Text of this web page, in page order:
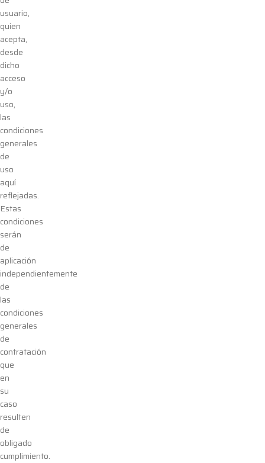
usuario,
quien
acepta,
desde
dicho
acceso
y/o
uso,
las
condiciones
generales
de
uso
aquí
reflejadas.
Estas
condiciones
serán
de
aplicación
independientemente
de
las
condiciones
generales
de
contratación
que
en
su
caso
resulten
de
obligado
cumplimiento.